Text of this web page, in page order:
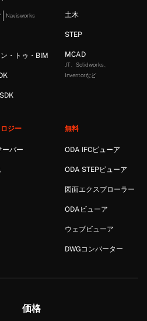
Navisworks
・トゥ・BIM
土木
STEP
MCAD
JT、Solidworks、
Inventorなど
ジー
ーバー
無料
ODA IFCビューア
ODA STEPビューア
図面エクスプローラー
ODAビューア
ウェブビューア
DWGコンバーター
価格